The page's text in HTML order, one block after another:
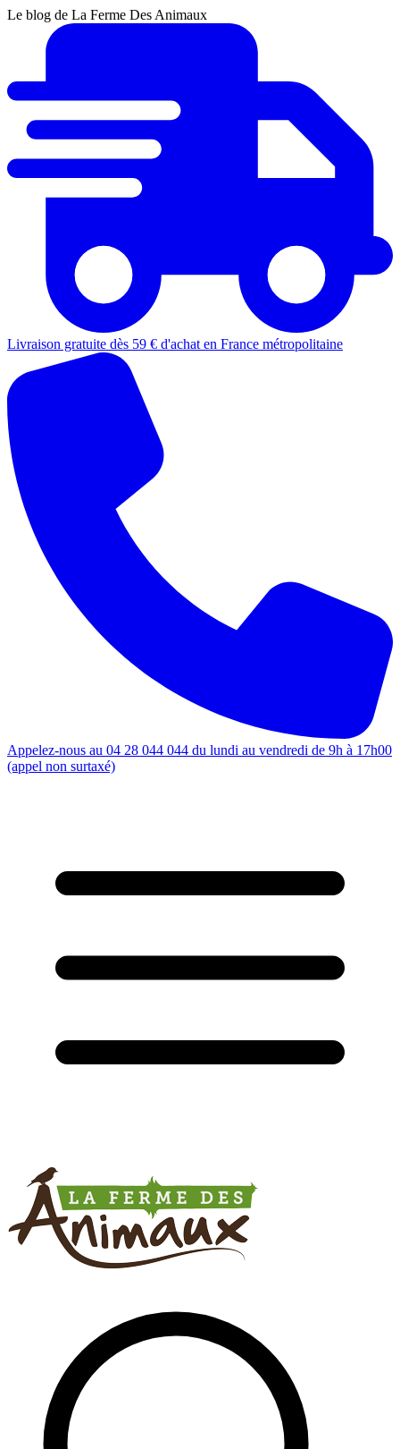
Le blog de La Ferme Des Animaux
Livraison gratuite dès 59 € d'achat en France métropolitaine
Appelez-nous au 04 28 044 044 du lundi au vendredi de 9h à 17h00
(appel non surtaxé)